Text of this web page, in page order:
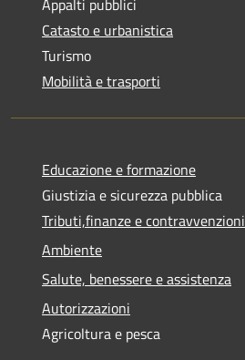
Catasto e urbanistica
Turismo
Mobilità e trasporti
Educazione e formazione
Giustizia e sicurezza pubblica
Tributi,finanze e contravvenzioni
Ambiente
Salute, benessere e assistenza
Autorizzazioni
Agricoltura e pesca